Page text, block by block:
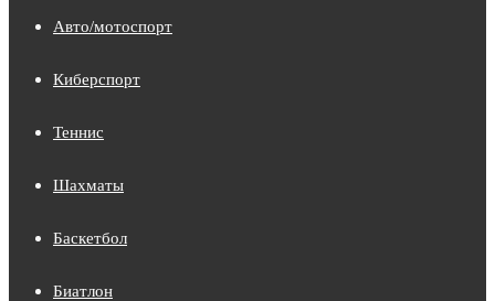
Авто/мотоспорт
Киберспорт
Теннис
Шахматы
Баскетбол
Биатлон